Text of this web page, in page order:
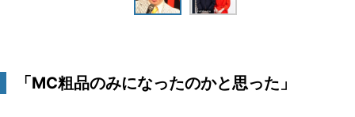
「MC粗品のみになったのかと思った」